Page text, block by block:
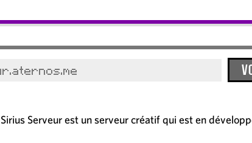
Sirius Serveur est un serveur créatif qui est en